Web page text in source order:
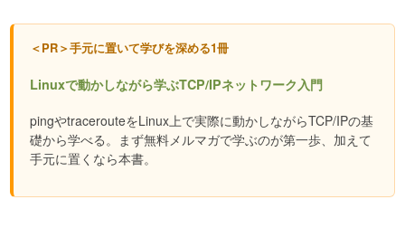
＜PR＞手元に置いて学びを深める1冊
Linuxで動かしながら学ぶTCP/IPネットワーク入門
pingやtracerouteをLinux上で実際に動かしながらTCP/IPの基
礎から学べる。まず無料メルマガで学ぶのが第一歩、加えて
手元に置くなら本書。